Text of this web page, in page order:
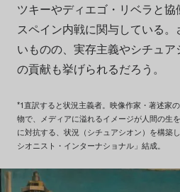
ツキーやディエゴ・リベラと
スペイン内戦に関与している。
いものの、実存主義やシチュ
の貢献も挙げられるだろう。
*1直訳すると状況主義者。映像作家・著述家
物で、メディアに溢れるイメージが人間の生
に対抗する、状況（シチュアシオン）を構築
シオニスト・インターナショナル」結成。